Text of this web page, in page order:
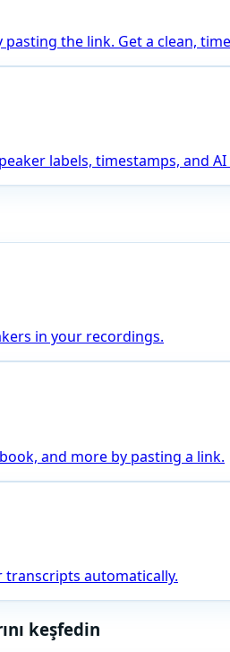
the link. Get a clean,
labels, timestamps, and AI
in your recordings.
and more by pasting a link.
transcripts automatically.
keşfedin